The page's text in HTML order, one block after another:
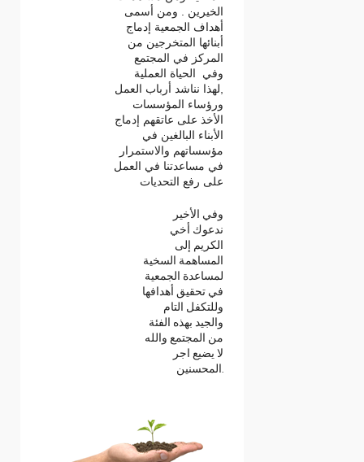
الخيرين . ومن أسمى
أهداف الجمعية إدماج
أبنائها المتخرجين من
المركز في المجتمع
وفي الحياة العملية
,لهذا نناشد أرباب العمل
ورؤساء المؤسسات
الأخذ على عاتقهم إدماج
الأبناء البالغين في
مؤسساتهم والاستمرار
في مساعدتنا في العمل
على رفع التحديات
ندعوك أخي
الكريم إلى
المساهمة السخية
لمساعدة الجمعية
في تحقيق أهدافها
وللتكفل التام
والجيد بهذه الفئة
من المجتمع والله
لا يضيع اجر